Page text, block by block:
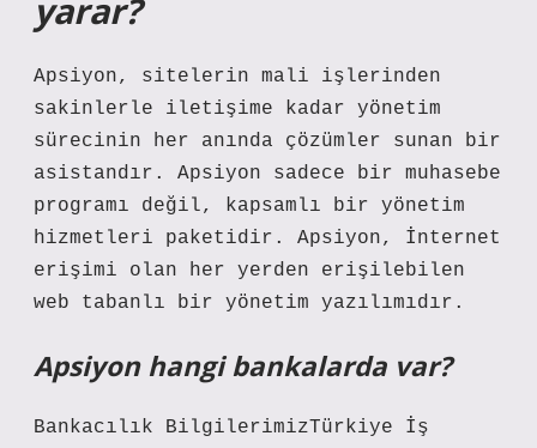
yarar?
Apsiyon, sitelerin mali işlerinden
sakinlerle iletişime kadar yönetim
sürecinin her anında çözümler sunan bir
asistandır. Apsiyon sadece bir muhasebe
programı değil, kapsamlı bir yönetim
hizmetleri paketidir. Apsiyon, İnternet
erişimi olan her yerden erişilebilen
web tabanlı bir yönetim yazılımıdır.
Apsiyon hangi bankalarda var?
Bankacılık BilgilerimizTürkiye İş